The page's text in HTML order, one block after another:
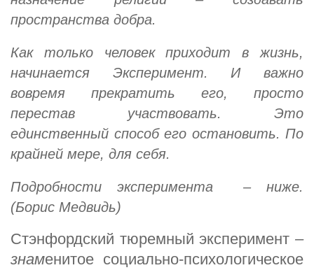
пространства добра.
Как только человек приходит в жизнь,
начинается Эксперимент. И важно
вовремя прекратить его, просто
перестав участвовать. Это
единственный способ его остановить. По
крайней мере, для себя.
Подробности эксперимента – ниже.
(Борис Медвидь)
Стэнфордский тюремный эксперимент –
знаменитое социально-психологическое